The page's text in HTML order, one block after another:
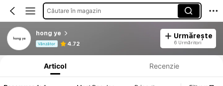
Căutare în magazin
hong ye
Vânzător 4.72
Urmărește
6 Urmăritori
Informații despre produs: Divulgarea prețului, detalii privind vânzările și stocul.
Articol Recenzie